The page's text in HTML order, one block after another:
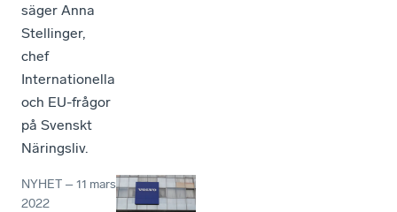
säger Anna
Stellinger,
chef
Internationella
och EU-frågor
på Svenskt
Näringsliv.
NYHET –11 mars
2022